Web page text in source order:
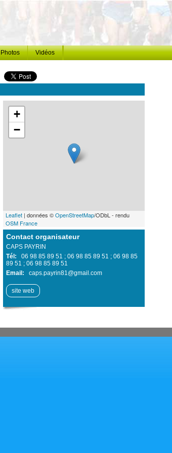
Photos Vidéos
+
−
Leaflet | données ©OpenStreetMap/ODbL - rendu
OSM France
Contact organisateur
CAPS PAYRIN
Tél: 06 98 85 89 51 ; 06 98 85 89 51 ; 06 98 85
89 51 ; 06 98 85 89 51
Email: caps.payrin81@gmail.com
site web